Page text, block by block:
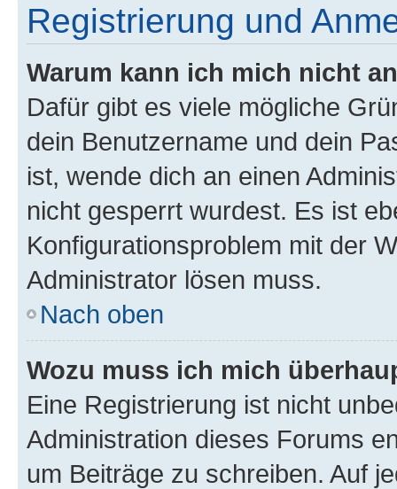
Registrierung und
Warum kann ich mich nicht
Dafür gibt es viele mögliche
dein Benutzername und dein
ist, wende dich an einen
nicht gesperrt wurdest. Es ist
Konfigurationsproblem mit der
Administrator lösen muss.
Nach oben
Wozu muss ich mich
Eine Registrierung ist nicht
Administration dieses Forums
um Beiträge zu schreiben. Auf